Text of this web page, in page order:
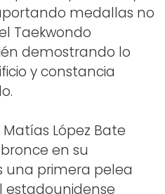
medallas no
Taekwondo
demostrando lo
y constancia
López Bate
en su
una primera pelea
estadounidense